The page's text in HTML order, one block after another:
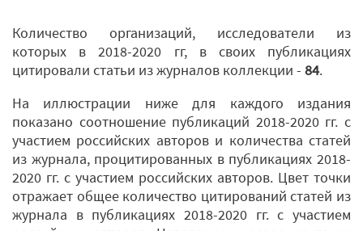
Количество организаций, исследователи из
которых в 2018-2020 гг, в своих публикациях
цитировали статьи из журналов коллекции - 84.
На иллюстрации ниже для каждого издания
показано соотношение публикаций 2018-2020 гг. с
участием российских авторов и количества статей
из журнала, процитированных в публикациях 2018-
2020 гг. с участием российских авторов. Цвет точки
отражает общее количество цитирований статей из
журнала в публикациях 2018-2020 гг. с участием